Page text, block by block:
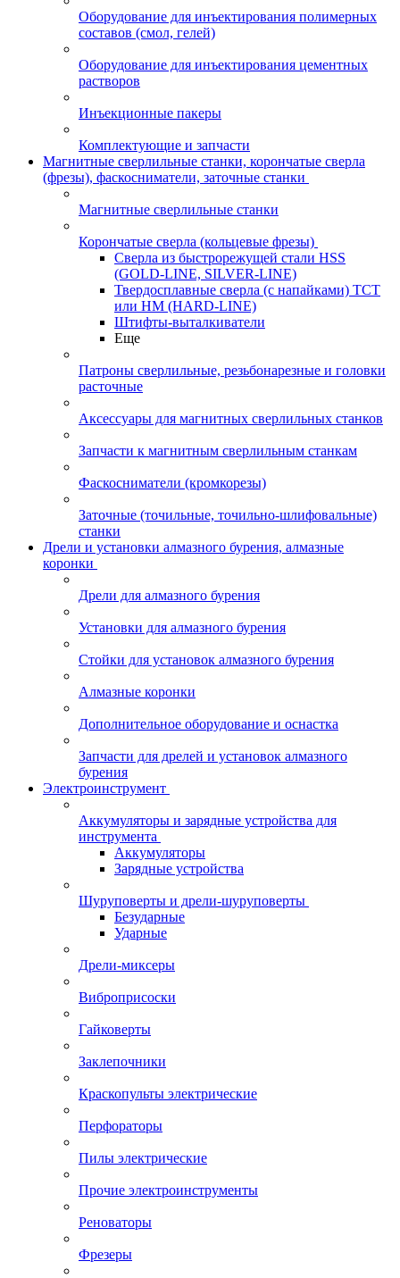
Оборудование для инъектирования полимерных
составов (смол, гелей)
Оборудование для инъектирования цементных
растворов
Инъекционные пакеры
Комплектующие и запчасти
Магнитные сверлильные станки, корончатые сверла
(фрезы), фаскосниматели, заточные станки
Магнитные сверлильные станки
Корончатые сверла (кольцевые фрезы)
Сверла из быстрорежущей стали HSS
(GOLD-LINE, SILVER-LINE)
Твердосплавные сверла (с напайками) ТСТ
или HM (HARD-LINE)
Штифты-выталкиватели
Еще
Патроны сверлильные, резьбонарезные и головки
расточные
Аксессуары для магнитных сверлильных станков
Запчасти к магнитным сверлильным станкам
Фаскосниматели (кромкорезы)
Заточные (точильные, точильно-шлифовальные)
станки
Дрели и установки алмазного бурения, алмазные
коронки
Дрели для алмазного бурения
Установки для алмазного бурения
Стойки для установок алмазного бурения
Алмазные коронки
Дополнительное оборудование и оснастка
Запчасти для дрелей и установок алмазного
бурения
Электроинструмент
Аккумуляторы и зарядные устройства для
инструмента
Аккумуляторы
Зарядные устройства
Шуруповерты и дрели-шуруповерты
Безударные
Ударные
Дрели-миксеры
Виброприсоски
Гайковерты
Заклепочники
Краскопульты электрические
Перфораторы
Пилы электрические
Прочие электроинструменты
Реноваторы
Фрезеры